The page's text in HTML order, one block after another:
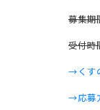
募集期
受付時
→くす
→応募